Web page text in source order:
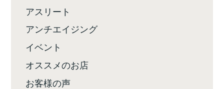
アスリート
アンチエイジング
イベント
オススメのお店
お客様の声